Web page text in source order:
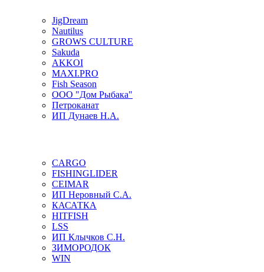
JigDream
Nautilus
GROWS CULTURE
Sakuda
AKKOI
MAXI.PRO
Fish Season
ООО "Дом Рыбака"
Петроканат
ИП Дунаев Н.А.
CARGO
FISHINGLIDER
CEIMAR
ИП Неровный С.А.
КАСАТКА
HITFISH
LSS
ИП Клычков С.Н.
ЗИМОРОДОК
WIN